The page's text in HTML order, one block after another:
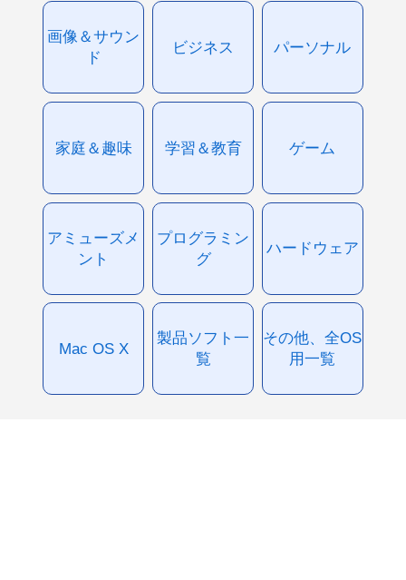
画像＆サウン
ド
ビジネス パーソナル
家庭＆趣味 学習＆教育 ゲーム
アミューズメ
ント
プログラミン
グ
ハードウェア
Mac OS X
製品ソフト一
覧
その他、全OS
用一覧